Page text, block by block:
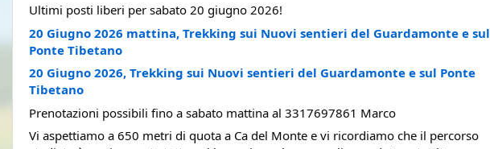
Ultimi posti liberi per sabato 20 giugno 2026!
20 Giugno 2026 mattina, Trekking sui Nuovi sentieri del Guardamonte e sul
Ponte Tibetano
20 Giugno 2026, Trekking sui Nuovi sentieri del Guardamonte e sul Ponte
Tibetano
Prenotazioni possibili fino a sabato mattina al 3317697861 Marco
Vi aspettiamo a 650 metri di quota a Ca del Monte e vi ricordiamo che il percorso